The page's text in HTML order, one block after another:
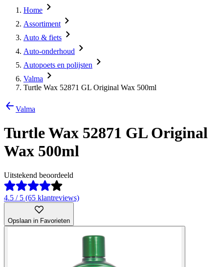
Home
Assortiment
Auto & fiets
Auto-onderhoud
Autopoets en polijsten
Valma
Turtle Wax 52871 GL Original Wax 500ml
Valma
Turtle Wax 52871 GL Original
Wax 500ml
Uitstekend beoordeeld
4.5 / 5 (65 klantreviews)
Opslaan in Favorieten